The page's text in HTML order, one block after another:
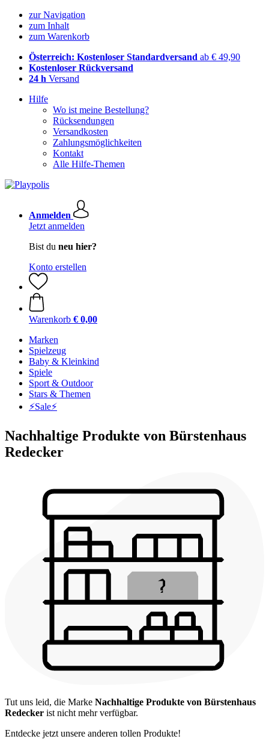
zur Navigation
zum Inhalt
zum Warenkorb
Österreich: Kostenloser Standardversand ab € 49,90
Kostenloser Rückversand
24 h Versand
Hilfe
Wo ist meine Bestellung?
Rücksendungen
Versandkosten
Zahlungsmöglichkeiten
Kontakt
Alle Hilfe-Themen
Anmelden
Jetzt anmelden
Bist du neu hier?
Konto erstellen
Warenkorb € 0,00
Marken
Spielzeug
Baby & Kleinkind
Spiele
Sport & Outdoor
Stars & Themen
⚡️Sale⚡️
Nachhaltige Produkte von Bürstenhaus
Redecker
Tut uns leid, die Marke Nachhaltige Produkte von Bürstenhaus
Redecker ist nicht mehr verfügbar.
Entdecke jetzt unsere anderen tollen Produkte!